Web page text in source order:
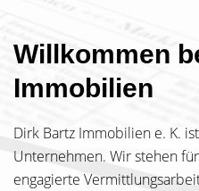
Willkommen
Immobilien
Dirk Bartz Immobilien e. K.
Unternehmen. Wir stehen
engagierte